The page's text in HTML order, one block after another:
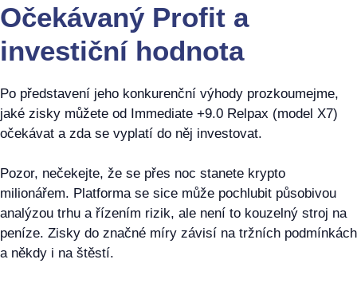
Očekávaný Profit a
investiční hodnota
Po představení jeho konkurenční výhody prozkoumejme,
jaké zisky můžete od Immediate +9.0 Relpax (model X7)
očekávat a zda se vyplatí do něj investovat.
Pozor, nečekejte, že se přes noc stanete krypto
milionářem. Platforma se sice může pochlubit působivou
analýzou trhu a řízením rizik, ale není to kouzelný stroj na
peníze. Zisky do značné míry závisí na tržních podmínkách
a někdy i na štěstí.